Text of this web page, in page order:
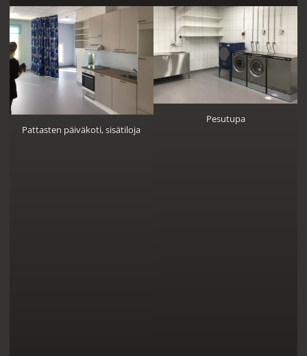
Pattasten päiväkoti, sisätiloja
Pesutupa